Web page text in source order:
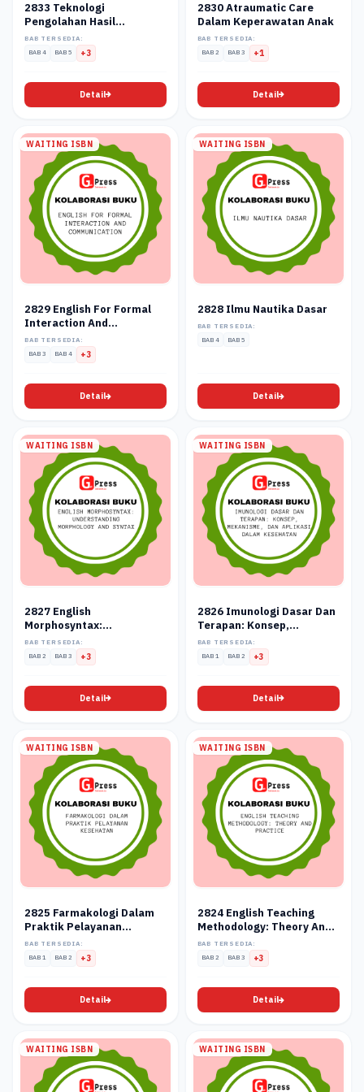
2833 Teknologi
Pengolahan Hasil
Pertanian 2
BAB TERSEDIA:
BAB 4
BAB 5 +3
Detail
2830 Atraumatic Care
Dalam Keperawatan Anak
BAB TERSEDIA:
BAB 2
BAB 3 +1
Detail
WAITING ISBN
2829 English For Formal
Interaction And
Communication
BAB TERSEDIA:
BAB 3
BAB 4 +3
Detail
WAITING ISBN
2828 Ilmu Nautika Dasar
BAB TERSEDIA:
BAB 4
BAB 5
Detail
WAITING ISBN
2827 English
Morphosyntax:
Understanding Morphology
And Syntax
BAB TERSEDIA:
BAB 2
BAB 3 +3
Detail
WAITING ISBN
2826 Imunologi Dasar Dan
Terapan: Konsep,
Mekanisme, Dan Aplikasi
Dalam Kesehatan
BAB TERSEDIA:
BAB 1
BAB 2 +3
Detail
WAITING ISBN
2825 Farmakologi Dalam
Praktik Pelayanan
Kesehatan
BAB TERSEDIA:
BAB 1
BAB 2 +3
Detail
WAITING ISBN
2824 English Teaching
Methodology: Theory And
Practice
BAB TERSEDIA:
BAB 2
BAB 3 +3
Detail
WAITING ISBN WAITING ISBN